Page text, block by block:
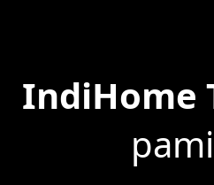
IndiHome